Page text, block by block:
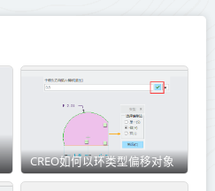
CREO如何以环类型偏移对象